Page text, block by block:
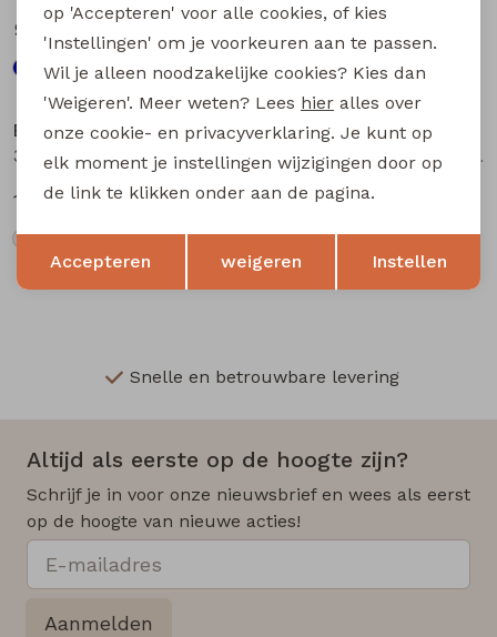
9,99
Bakkaboe
3315203 W20165 baby meisjes lange broek Cream
19,99
Bakkaboe
Sarra baby W20228 baby meisjes lange broek Bruin donker
12,99
Snelle en betrouwbare levering
Altijd als eerste op de hoogte zijn?
Schrijf je in voor onze nieuwsbrief en wees als eerst
op de hoogte van nieuwe acties!
Aanmelden
Terug Opslaan
op 'Accepteren' voor alle cookies, of kies
'Instellingen' om je voorkeuren aan te passen.
Wil je alleen noodzakelijke cookies? Kies dan
'Weigeren'. Meer weten? Lees hier alles over
onze cookie- en privacyverklaring. Je kunt op
elk moment je instellingen wijzigingen door op
de link te klikken onder aan de pagina.
Accepteren weigeren Instellen